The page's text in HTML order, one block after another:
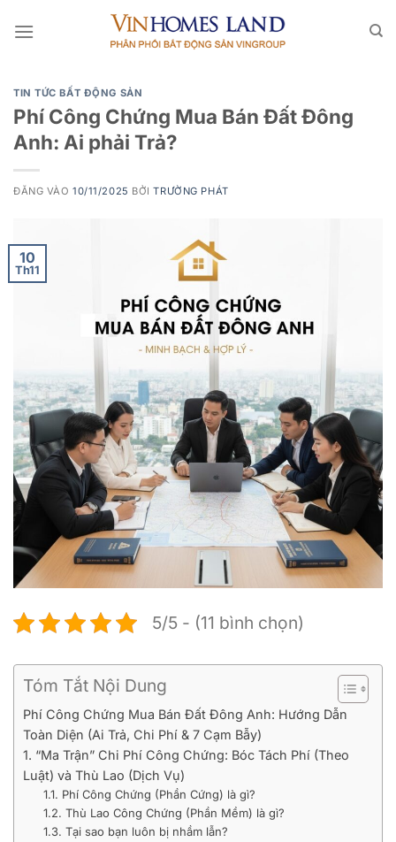
qua
TIN TỨC BẤT ĐỘNG SẢN
Phí Công Chứng Mua Bán Đất Đông
Anh: Ai phải Trả?
ĐĂNG VÀO10/11/2025 BỞITRƯỜNG PHÁT
10
Th11
5/5 - (11 bình chọn)
Tóm Tắt Nội Dung
Phí Công Chứng Mua Bán Đất Đông Anh: Hướng Dẫn
Toàn Diện (Ai Trả, Chi Phí & 7 Cạm Bẫy)
1. “Ma Trận” Chi Phí Công Chứng: Bóc Tách Phí (Theo
Luật) và Thù Lao (Dịch Vụ)
1.1. Phí Công Chứng (Phần Cứng) là gì?
1.2. Thù Lao Công Chứng (Phần Mềm) là gì?
1.3. Tại sao bạn luôn bị nhầm lẫn?